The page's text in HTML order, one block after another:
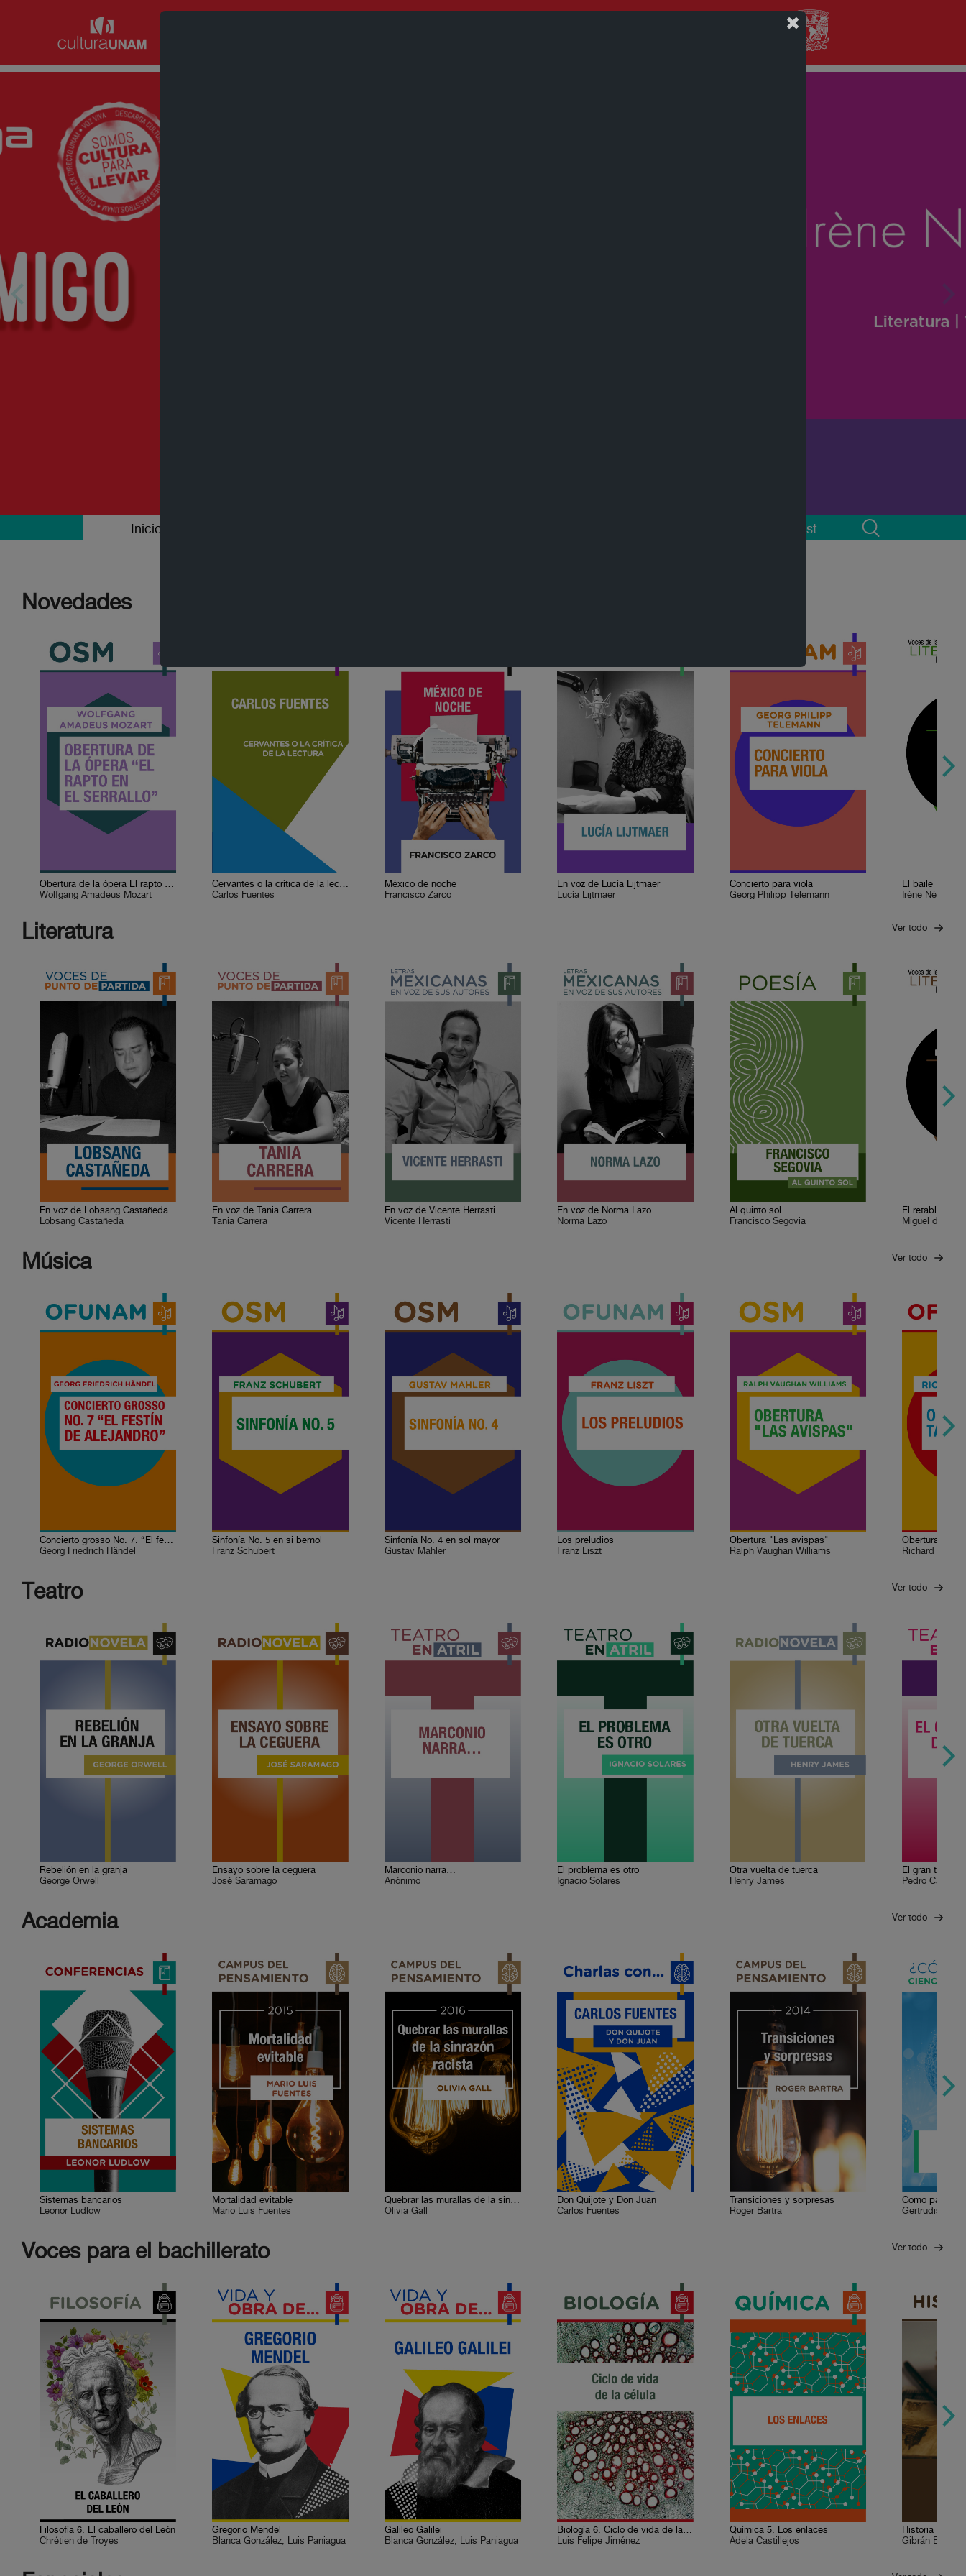
Inicio Podcast
Novedades
Obertura de la ópera El rapto en el serrallo
Wolfgang Amadeus Mozart
Cervantes o la crítica de la lectura
Carlos Fuentes
México de noche
Francisco Zarco
En voz de Lucía Lijtmaer
Lucía Lijtmaer
Concierto para viola
Georg Philipp Telemann
El baile
Irène
Literatura Ver todo
En voz de Lobsang Castañeda
Lobsang Castañeda
En voz de Tania Carrera
Tania Carrera
En voz de Vicente Herrasti
Vicente Herrasti
En voz de Norma Lazo
Norma Lazo
Al quinto sol
Francisco Segovia
El retablo de
Miguel de
Música Ver todo
Concierto grosso No. 7. “El festín de Alejandro”
Georg Friedrich Händel
Sinfonía No. 5 en si bemol
Franz Schubert
Sinfonía No. 4 en sol mayor
Gustav Mahler
Los preludios
Franz Liszt
Obertura "Las avispas"
Ralph Vaughan Williams
Obertura de
Richard
Teatro Ver todo
Rebelión en la granja
George Orwell
Ensayo sobre la ceguera
José Saramago
Marconio narra…
Anónimo
El problema es otro
Ignacio Solares
Otra vuelta de tuerca
Henry James
El gran teatro
Pedro
Academia Ver todo
Sistemas bancarios
Leonor Ludlow
Mortalidad evitable
Mario Luis Fuentes
Quebrar las murallas de la sinrazón racista
Olivia Gall
Don Quijote y Don Juan
Carlos Fuentes
Transiciones y sorpresas
Roger Bartra
Como pan
Gertrudis
Voces para el bachillerato Ver todo
Filosofía 6. El caballero del León
Chrétien de Troyes
Gregorio Mendel
Blanca González, Luis Paniagua
Galileo Galilei
Blanca González, Luis Paniagua
Biología 6. Ciclo de vida de la célula
Luis Felipe Jiménez
Química 5. Los enlaces
Adela Castillejos
Gibrán